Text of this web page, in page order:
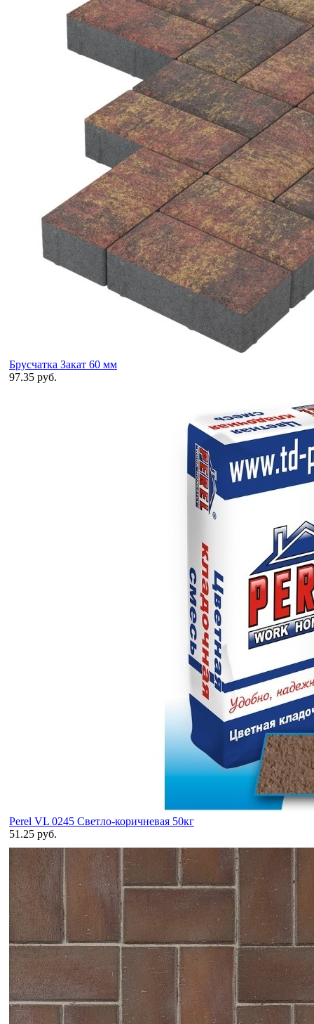
Брусчатка Закат 60 мм
97.35 руб.
Perel VL 0245 Светло-коричневая 50кг
51.25 руб.